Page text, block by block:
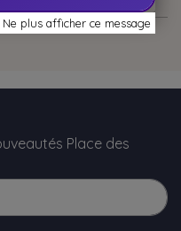
Place des
Ne plus afficher ce message